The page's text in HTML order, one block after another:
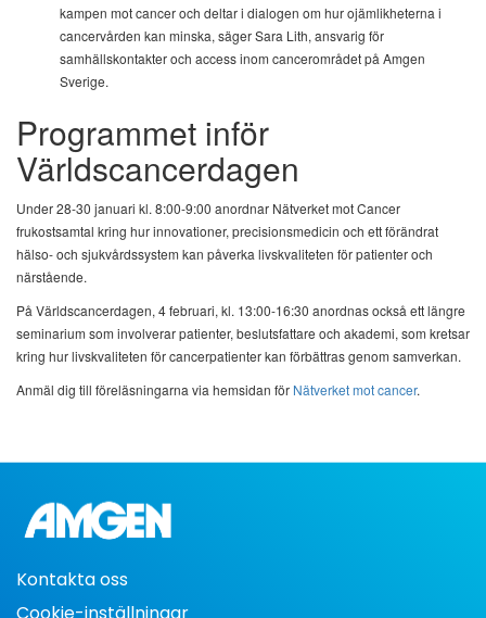
kampen mot cancer och deltar i dialogen om hur ojämlikheterna i
cancervården kan minska, säger Sara Lith, ansvarig för
samhällskontakter och access inom cancerområdet på Amgen
Sverige.
Programmet inför
Världscancerdagen
Under 28-30 januari kl. 8:00-9:00 anordnar Nätverket mot Cancer
frukostsamtal kring hur innovationer, precisionsmedicin och ett förändrat
hälso- och sjukvårdssystem kan påverka livskvaliteten för patienter och
närstående.
På Världscancerdagen, 4 februari, kl. 13:00-16:30 anordnas också ett längre
seminarium som involverar patienter, beslutsfattare och akademi, som kretsar
kring hur livskvaliteten för cancerpatienter kan förbättras genom samverkan.
Anmäl dig till föreläsningarna via hemsidan för Nätverket mot cancer.
Kontakta oss